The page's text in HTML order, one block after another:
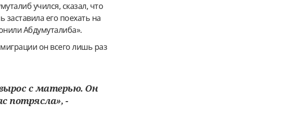
учился, сказал, что
его поехать на
Абдумуталиба».
он всего лишь раз
с матерью. Он
потрясла», -